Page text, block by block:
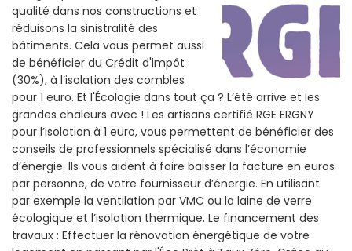
qualité dans nos constructions et
réduisons la sinistralité des
bâtiments. Cela vous permet aussi
de bénéficier du Crédit d'impôt
(30%), à l’isolation des combles
pour 1 euro. Et l'Écologie dans tout ça ? L’été arrive et les
grandes chaleurs avec ! Les artisans certifié RGE ERGNY
pour l’isolation à 1 euro, vous permettent de bénéficier des
conseils de professionnels spécialisé dans l’économie
d’énergie. Ils vous aident à faire baisser la facture en euros
par personne, de votre fournisseur d’énergie. En utilisant
par exemple la ventilation par VMC ou la laine de verre
écologique et l’isolation thermique. Le financement des
travaux : Effectuer la rénovation énergétique de votre